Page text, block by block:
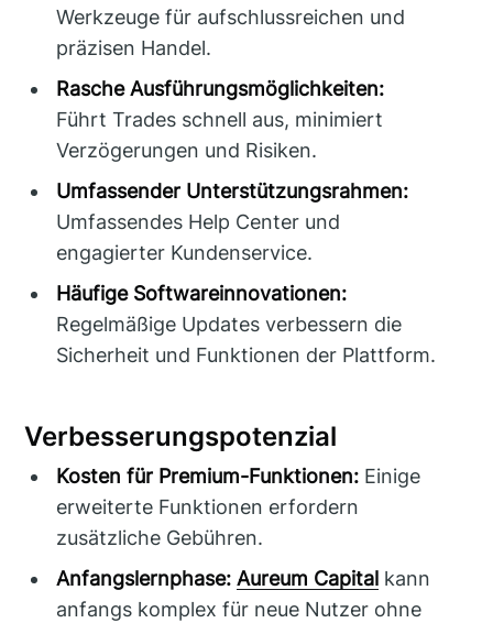
Werkzeuge für aufschlussreichen und
präzisen Handel.
Rasche Ausführungsmöglichkeiten:
Führt Trades schnell aus, minimiert
Verzögerungen und Risiken.
Umfassender Unterstützungsrahmen:
Umfassendes Help Center und
engagierter Kundenservice.
Häufige Softwareinnovationen:
Regelmäßige Updates verbessern die
Sicherheit und Funktionen der Plattform.
Verbesserungspotenzial
Kosten für Premium-Funktionen: Einige
erweiterte Funktionen erfordern
zusätzliche Gebühren.
Anfangslernphase: Aureum Capital kann
anfangs komplex für neue Nutzer ohne